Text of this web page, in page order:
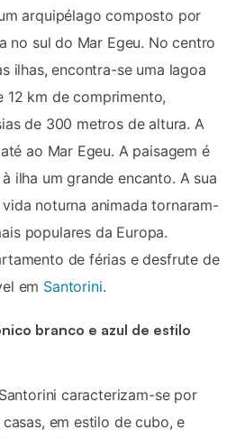
arquipélago composto por
no sul do Mar Egeu. No centro
ilhas, encontra-se uma lagoa
12 km de comprimento,
de 300 metros de altura. A
ao Mar Egeu. A paisagem é
ilha um grande encanto. A sua
noturna animada tornaram-
populares da Europa.
de férias e desfrute de
em Santorini.
branco e azul de estilo
caracterizam-se por
em estilo de cubo, e